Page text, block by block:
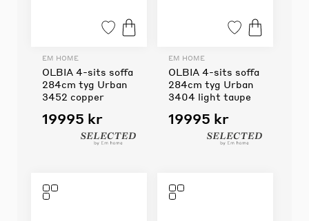
EM HOME
OLBIA 4-sits soffa
284cm tyg Urban
3452 copper
19995 kr
EM HOME
OLBIA 4-sits soffa
284cm tyg Urban
3404 light taupe
19995 kr